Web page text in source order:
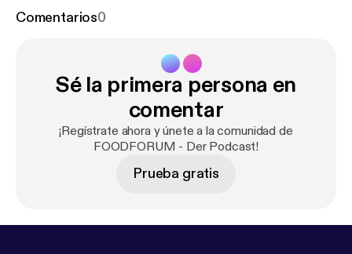
Ernährung und Lebensstil dafür tun können. Viel
Comentarios0
Sé la primera persona en
comentar
¡Regístrate ahora y únete a la comunidad de
FOODFORUM - Der Podcast!
Prueba gratis